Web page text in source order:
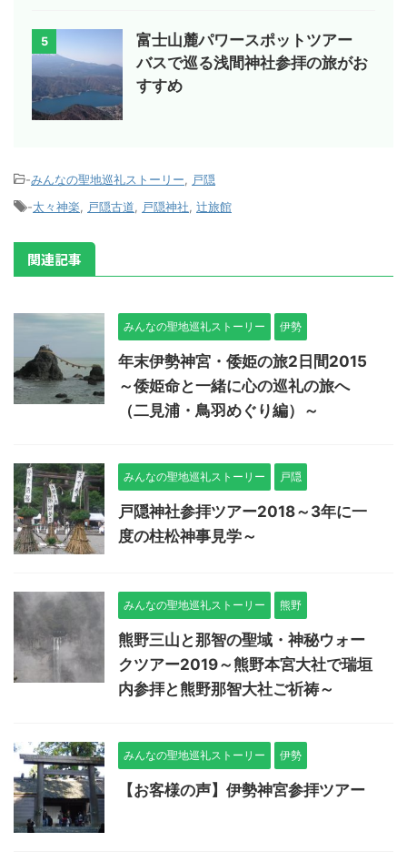
5
富士山麓パワースポットツアー
バスで巡る浅間神社参拝の旅がお
すすめ
-みんなの聖地巡礼ストーリー, 戸隠
-太々神楽, 戸隠古道, 戸隠神社, 辻旅館
関連記事
みんなの聖地巡礼ストーリー 伊勢
年末伊勢神宮・倭姫の旅2日間2015
～倭姫命と一緒に心の巡礼の旅へ
（二見浦・鳥羽めぐり編）～
みんなの聖地巡礼ストーリー 戸隠
戸隠神社参拝ツアー2018～3年に一
度の柱松神事見学～
みんなの聖地巡礼ストーリー 熊野
熊野三山と那智の聖域・神秘ウォー
クツアー2019～熊野本宮大社で瑞垣
内参拝と熊野那智大社ご祈祷～
みんなの聖地巡礼ストーリー 伊勢
【お客様の声】伊勢神宮参拝ツアー